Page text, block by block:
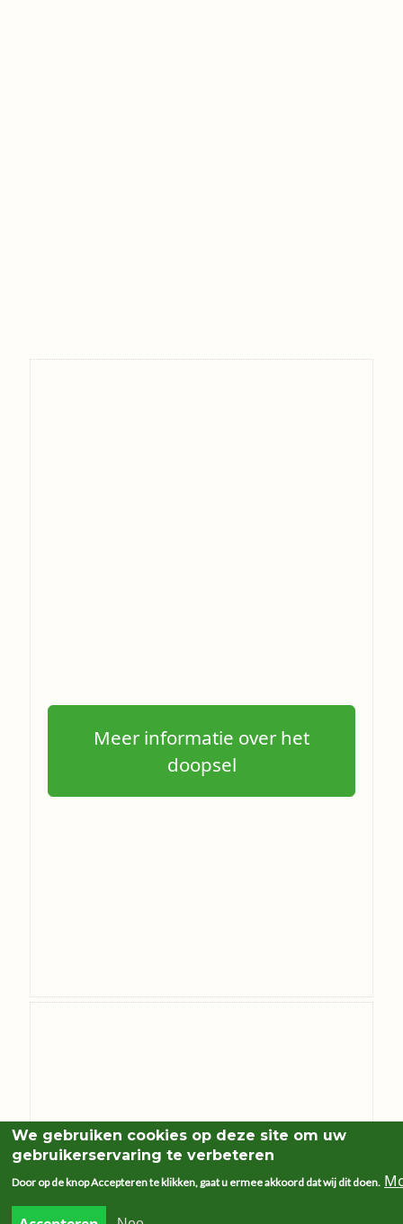
Meer informatie over het
doopsel
We gebruiken cookies op deze site om uw
gebruikerservaring te verbeteren
Door op de knop Accepteren te klikken, gaat u ermee akkoord dat wij dit doen.